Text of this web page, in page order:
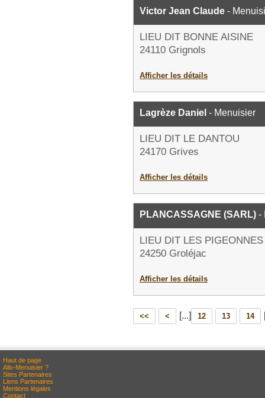
Victor Jean Claude -
LIEU DIT BONNE AISINE
24110 Grignols
Afficher les détails
Lagrèze Daniel - Menuisier
LIEU DIT LE DANTOU
24170 Grives
Afficher les détails
PLANCASSAGNE (SARL) -
LIEU DIT LES PIGEONNES
24250 Groléjac
Afficher les détails
<< < [...] 12 13 14
Haut de page
Allo-Menuisier ?
Sites Partenaires
Liens Partenaires
Mentions légales
Contact